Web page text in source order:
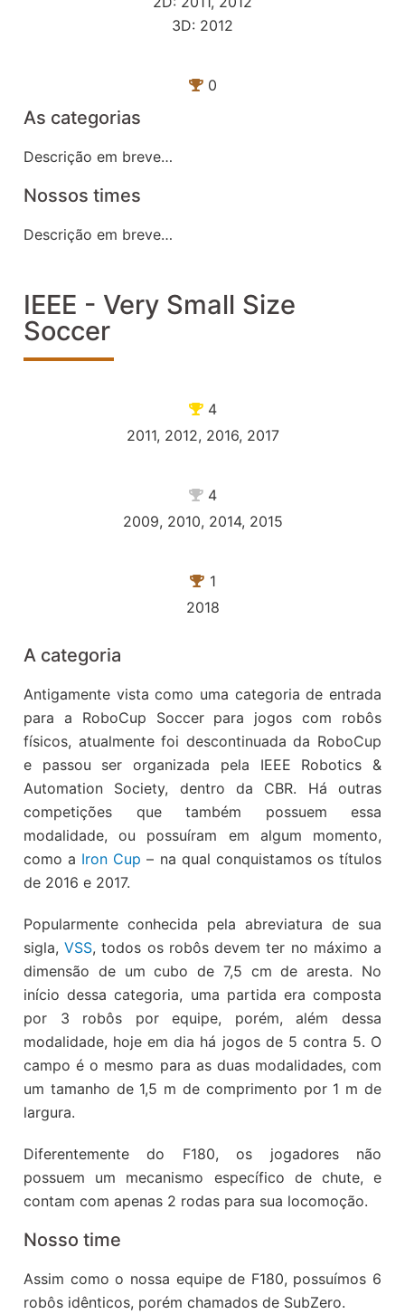
3D: 2012
0
As categorias
Descrição em breve…
Nossos times
Descrição em breve…
IEEE - Very Small Size
Soccer
4
2011, 2012, 2016, 2017
4
2009, 2010, 2014, 2015
1
2018
A categoria
Antigamente vista como uma categoria de entrada
para a RoboCup Soccer para jogos com robôs
físicos, atualmente foi descontinuada da RoboCup
e passou ser organizada pela IEEE Robotics &
Automation Society, dentro da CBR. Há outras
competições que também possuem essa
modalidade, ou possuíram em algum momento,
como a Iron Cup – na qual conquistamos os títulos
de 2016 e 2017.
Popularmente conhecida pela abreviatura de sua
sigla,VSS, todos os robôs devem ter no máximo a
dimensão de um cubo de 7,5 cm de aresta. No
início dessa categoria, uma partida era composta
por 3 robôs por equipe, porém, além dessa
modalidade, hoje em dia há jogos de 5 contra 5. O
campo é o mesmo para as duas modalidades, com
um tamanho de 1,5 m de comprimento por 1 m de
largura.
Diferentemente do F180, os jogadores não
possuem um mecanismo específico de chute, e
contam com apenas 2 rodas para sua locomoção.
Nosso time
Assim como o nossa equipe de F180, possuímos 6
robôs idênticos, porém chamados de SubZero.